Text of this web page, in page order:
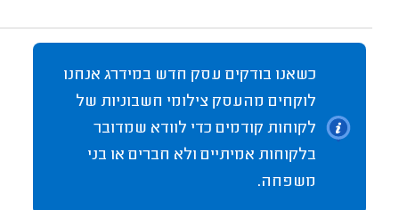
כשאנו בודקים עסק חדש במידרג אנחנו
לוקחים מהעסק צילומי חשבוניות של
לקוחות קודמים כדי לוודא שמדובר
בלקוחות אמיתיים ולא חברים או בני
משפחה.